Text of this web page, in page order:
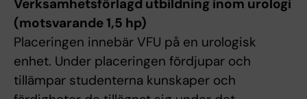
Verksamhetsförlagd utbildning inom urologi
(motsvarande 1,5 hp)
Placeringen innebär VFU på en urologisk
enhet. Under placeringen fördjupar och
tillämpar studenterna kunskaper och